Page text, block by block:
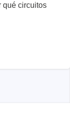
qué circuitos